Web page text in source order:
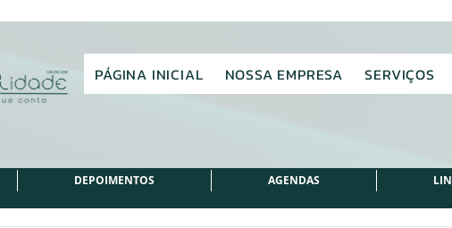
PÁGINA INICIAL NOSSA EMPRESA SERVIÇOS
DEPOIMENTOS AGENDAS